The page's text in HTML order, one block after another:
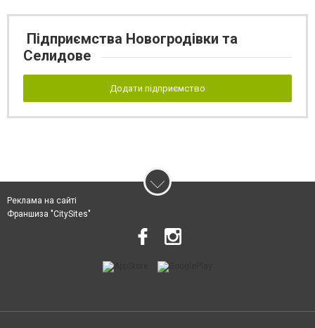
Підприємства Новогродівки та
Селидове
Додати підприємство
Реклама на сайті
Франшиза "CitySites"